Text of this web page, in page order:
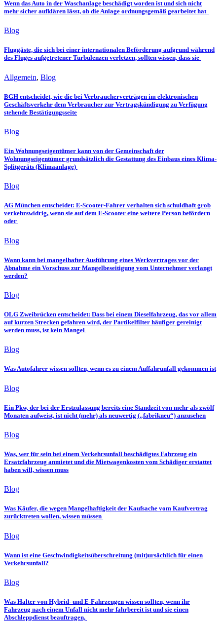
Wenn das Auto in der Waschanlage beschädigt worden ist und sich nicht
mehr sicher aufklären lässt, ob die Anlage ordnungsgemäß gearbeitet hat
Blog
Fluggäste, die sich bei einer internationalen Beförderung aufgrund während
des Fluges aufgetretener Turbulenzen verletzen, sollten wissen, dass sie
Allgemein, Blog
BGH entscheidet, wie die bei Verbraucherverträgen im elektronischen
Geschäftsverkehr dem Verbraucher zur Vertragskündigung zu Verfügung
stehende Bestätigungsseite
Blog
Ein Wohnungseigentümer kann von der Gemeinschaft der
Wohnungseigentümer grundsätzlich die Gestattung des Einbaus eines Klima-
Splitgeräts (Klimaanlage)
Blog
AG München entscheidet: E-Scooter-Fahrer verhalten sich schuldhaft grob
verkehrswidrig, wenn sie auf dem E-Scooter eine weitere Person befördern
oder
Blog
Wann kann bei mangelhafter Ausführung eines Werkvertrages vor der
Abnahme ein Vorschuss zur Mangelbeseitigung vom Unternehmer verlangt
werden?
Blog
OLG Zweibrücken entscheidet: Dass bei einem Dieselfahrzeug, das vor allem
auf kurzen Strecken gefahren wird, der Partikelfilter häufiger gereinigt
werden muss, ist kein Mangel
Blog
Was Autofahrer wissen sollten, wenn es zu einem Auffahrunfall gekommen ist
Blog
Ein Pkw, der bei der Erstzulassung bereits eine Standzeit von mehr als zwölf
Monaten aufweist, ist nicht (mehr) als neuwertig („fabrikneu“) anzusehen
Blog
Was, wer für sein bei einem Verkehrsunfall beschädigtes Fahrzeug ein
Ersatzfahrzeug anmietet und die Mietwagenkosten vom Schädiger erstattet
haben will, wissen muss
Blog
Was Käufer, die wegen Mangelhaftigkeit der Kaufsache vom Kaufvertrag
zurücktreten wollen, wissen müssen
Blog
Wann ist eine Geschwindigkeitsüberschreitung (mit)ursächlich für einen
Verkehrsunfall?
Blog
Was Halter von Hybrid- und E-Fahrzeugen wissen sollten, wenn ihr
Fahrzeug nach einem Unfall nicht mehr fahrbereit ist und sie einen
Abschleppdienst beauftragen,